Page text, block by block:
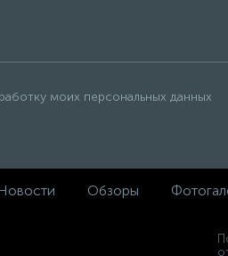
моих персональных данных
Обзоры